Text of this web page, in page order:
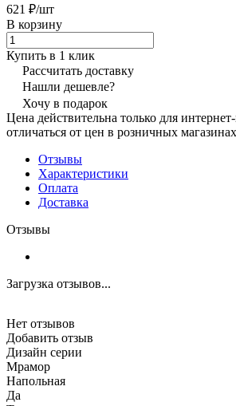
621 ₽/шт
В корзину
Купить в 1 клик
Рассчитать доставку
Нашли дешевле?
Хочу в подарок
Цена действительна только для
отличаться от цен в розничных магазинах
Отзывы
Характеристики
Оплата
Доставка
Отзывы
Загрузка отзывов...
Нет отзывов
Добавить отзыв
Дизайн серии
Мрамор
Напольная
Да